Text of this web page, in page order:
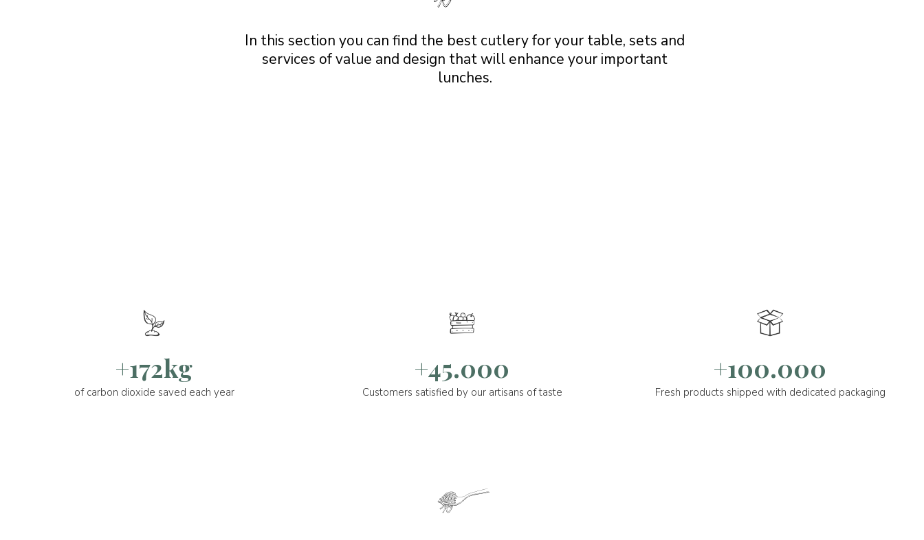
In this section you can find the best cutlery for your table, sets and
services of value and design that will enhance your important
lunches.
+172kg
of carbon dioxide saved each year
+45.000
Customers satisfied by our artisans of taste
+100.000
Fresh products shipped with dedicated packaging